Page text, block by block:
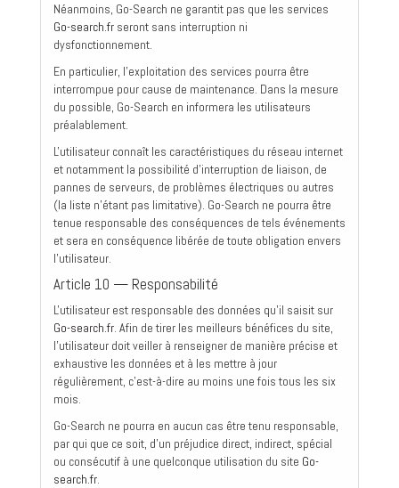
Néanmoins, Go-Search ne garantit pas que les services
Go-search.fr seront sans interruption ni
dysfonctionnement.
En particulier, l'exploitation des services pourra être
interrompue pour cause de maintenance. Dans la mesure
du possible, Go-Search en informera les utilisateurs
préalablement.
L'utilisateur connaît les caractéristiques du réseau internet
et notamment la possibilité d'interruption de liaison, de
pannes de serveurs, de problèmes électriques ou autres
(la liste n'étant pas limitative). Go-Search ne pourra être
tenue responsable des conséquences de tels événements
et sera en conséquence libérée de toute obligation envers
l'utilisateur.
Article 10 — Responsabilité
L'utilisateur est responsable des données qu'il saisit sur
Go-search.fr. Afin de tirer les meilleurs bénéfices du site,
l'utilisateur doit veiller à renseigner de manière précise et
exhaustive les données et à les mettre à jour
régulièrement, c'est-à-dire au moins une fois tous les six
mois.
Go-Search ne pourra en aucun cas être tenu responsable,
par qui que ce soit, d'un préjudice direct, indirect, spécial
ou consécutif à une quelconque utilisation du site Go-
search.fr.